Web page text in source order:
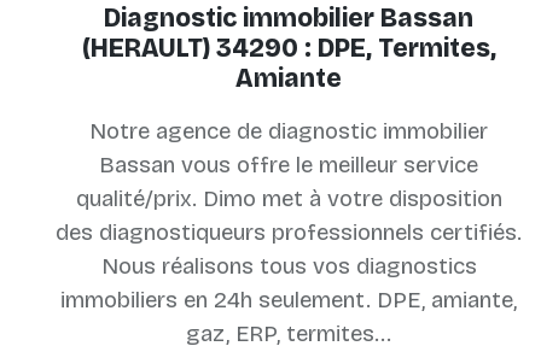
Diagnostic immobilier Bassan
(HERAULT) 34290 : DPE, Termites,
Amiante
Notre agence de diagnostic immobilier
Bassan vous offre le meilleur service
qualité/prix. Dimo met à votre disposition
des diagnostiqueurs professionnels certifiés.
Nous réalisons tous vos diagnostics
immobiliers en 24h seulement. DPE, amiante,